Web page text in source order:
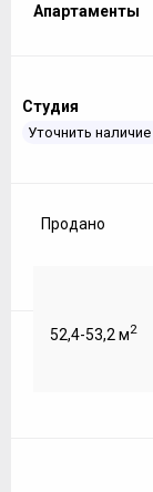
Апартаменты
Студия
Уточнить наличие
Продано
52,4-53,2 м2